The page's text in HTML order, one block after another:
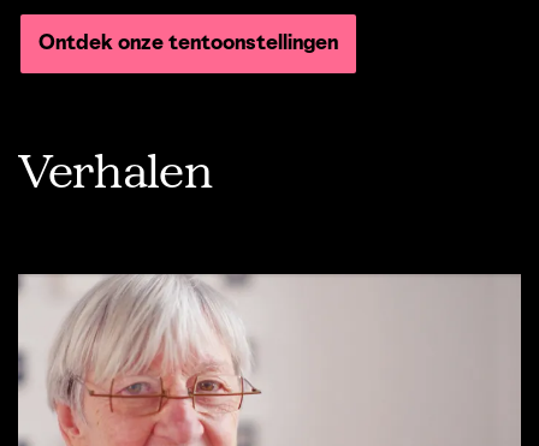
Ontdek onze tentoonstellingen
Verhalen